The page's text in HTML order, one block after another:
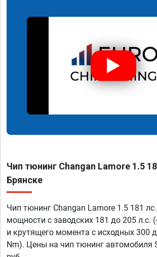
Чип тюнинг Changan Lamore 1.5
Брянске
Чип тюнинг Changan Lamore 1.5 181 лс
мощности с заводских 181 до 205 л.с.
и крутящего момента с исходных 300
Nm). Цены на чип тюнинг автомобиля